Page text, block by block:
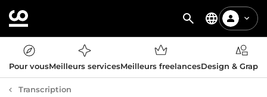
Pour vousMeilleurs servicesMeilleurs freelancesDesign &
Transcription